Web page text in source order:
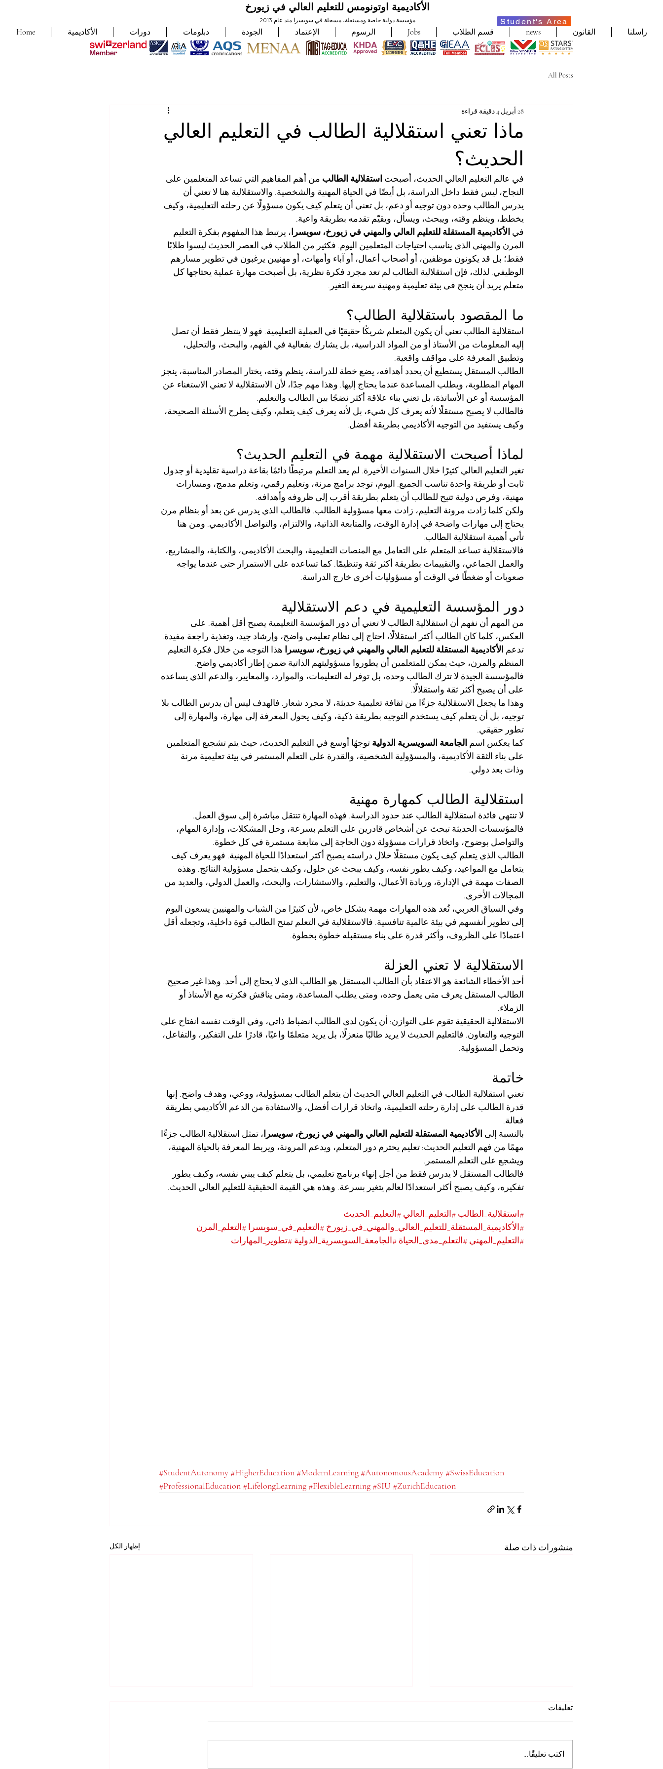
الأكاديمية اوتونومس للتعليم العالي في زيورخ
مؤسسة دولية خاصة ومستقلة، مسجلة في سويسرا منذ عام 2013 Student's Area
Home الأكاديمية دورات دبلومات الجودة الإعتماد الرسوم Jobs قسم الطلاب news القانون راسلنا
All Posts
ماذا تعني استقلالية الطالب في التعليم العالي
الحديث؟
28 أبريل 4 دقيقة قراءة
في عالم التعليم العالي الحديث، أصبحت استقلالية الطالب من أهم المفاهيم التي تساعد المتعلمين على
النجاح، ليس فقط داخل الدراسة، بل أيضًا في الحياة المهنية والشخصية. والاستقلالية هنا لا تعني أن
يدرس الطالب وحده دون توجيه أو دعم، بل تعني أن يتعلم كيف يكون مسؤولًا عن رحلته التعليمية، وكيف
يخطط، وينظم وقته، ويبحث، ويسأل، ويقيّم تقدمه بطريقة واعية.
في الأكاديمية المستقلة للتعليم العالي والمهني في زيورخ، سويسرا ، يرتبط هذا المفهوم بفكرة التعليم
المرن والمهني الذي يناسب احتياجات المتعلمين اليوم. فكثير من الطلاب في العصر الحديث ليسوا طلابًا
فقط؛ بل قد يكونون موظفين، أو أصحاب أعمال، أو آباء وأمهات، أو مهنيين يرغبون في تطوير مسارهم
الوظيفي. لذلك، فإن استقلالية الطالب لم تعد مجرد فكرة نظرية، بل أصبحت مهارة عملية يحتاجها كل
متعلم يريد أن ينجح في بيئة تعليمية ومهنية سريعة التغير.
ما المقصود باستقلالية الطالب؟
استقلالية الطالب تعني أن يكون المتعلم شريكًا حقيقيًا في العملية التعليمية. فهو لا ينتظر فقط أن تصل
إليه المعلومات من الأستاذ أو من المواد الدراسية، بل يشارك بفعالية في الفهم، والبحث، والتحليل،
وتطبيق المعرفة على مواقف واقعية.
الطالب المستقل يستطيع أن يحدد أهدافه، يضع خطة للدراسة، ينظم وقته، يختار المصادر المناسبة، ينجز
المهام المطلوبة، ويطلب المساعدة عندما يحتاج إليها. وهذا مهم جدًا، لأن الاستقلالية لا تعني الاستغناء عن
المؤسسة أو عن الأساتذة، بل تعني بناء علاقة أكثر نضجًا بين الطالب والتعليم.
فالطالب لا يصبح مستقلًا لأنه يعرف كل شيء، بل لأنه يعرف كيف يتعلم، وكيف يطرح الأسئلة الصحيحة،
وكيف يستفيد من التوجيه الأكاديمي بطريقة أفضل.
لماذا أصبحت الاستقلالية مهمة في التعليم الحديث؟
تغير التعليم العالي كثيرًا خلال السنوات الأخيرة. لم يعد التعلم مرتبطًا دائمًا بقاعة دراسية تقليدية أو جدول
ثابت أو طريقة واحدة تناسب الجميع. اليوم، توجد برامج مرنة، وتعليم رقمي، وتعلم مدمج، ومسارات
مهنية، وفرص دولية تتيح للطالب أن يتعلم بطريقة أقرب إلى ظروفه وأهدافه.
ولكن كلما زادت مرونة التعليم، زادت معها مسؤولية الطالب. فالطالب الذي يدرس عن بعد أو بنظام مرن
يحتاج إلى مهارات واضحة في إدارة الوقت، والمتابعة الذاتية، والالتزام، والتواصل الأكاديمي. ومن هنا
تأتي أهمية استقلالية الطالب.
فالاستقلالية تساعد المتعلم على التعامل مع المنصات التعليمية، والبحث الأكاديمي، والكتابة، والمشاريع،
والعمل الجماعي، والتقييمات بطريقة أكثر ثقة وتنظيمًا. كما تساعده على الاستمرار حتى عندما يواجه
صعوبات أو ضغطًا في الوقت أو مسؤوليات أخرى خارج الدراسة.
دور المؤسسة التعليمية في دعم الاستقلالية
من المهم أن نفهم أن استقلالية الطالب لا تعني أن دور المؤسسة التعليمية يصبح أقل أهمية. على
العكس، كلما كان الطالب أكثر استقلالًا، احتاج إلى نظام تعليمي واضح، وإرشاد جيد، وتغذية راجعة مفيدة.
تدعم الأكاديمية المستقلة للتعليم العالي والمهني في زيورخ، سويسرا
هذا التوجه من خلال فكرة التعليم
المنظم والمرن، حيث يمكن للمتعلمين أن يطوروا مسؤوليتهم الذاتية ضمن إطار أكاديمي واضح.
فالمؤسسة الجيدة لا تترك الطالب وحده، بل توفر له التعليمات، والموارد، والمعايير، والدعم الذي يساعده
على أن يصبح أكثر ثقة واستقلالًا.
وهذا ما يجعل الاستقلالية جزءًا من ثقافة تعليمية حديثة، لا مجرد شعار. فالهدف ليس أن يدرس الطالب بلا
توجيه، بل أن يتعلم كيف يستخدم التوجيه بطريقة ذكية، وكيف يحول المعرفة إلى مهارة، والمهارة إلى
تطور حقيقي.
كما يعكس اسم الجامعة السويسرية الدولية توجهًا أوسع في التعليم الحديث، حيث يتم تشجيع المتعلمين
على بناء الثقة الأكاديمية، والمسؤولية الشخصية، والقدرة على التعلم المستمر في بيئة تعليمية مرنة
وذات بعد دولي.
استقلالية الطالب كمهارة مهنية
لا تنتهي فائدة استقلالية الطالب عند حدود الدراسة. فهذه المهارة تنتقل مباشرة إلى سوق العمل.
فالمؤسسات الحديثة تبحث عن أشخاص قادرين على التعلم بسرعة، وحل المشكلات، وإدارة المهام،
والتواصل بوضوح، واتخاذ قرارات مسؤولة دون الحاجة إلى متابعة مستمرة في كل خطوة.
الطالب الذي يتعلم كيف يكون مستقلًا خلال دراسته يصبح أكثر استعدادًا للحياة المهنية. فهو يعرف كيف
يتعامل مع المواعيد، وكيف يطور نفسه، وكيف يبحث عن حلول، وكيف يتحمل مسؤولية النتائج. وهذه
الصفات مهمة في الإدارة، وريادة الأعمال، والتعليم، والاستشارات، والبحث، والعمل الدولي، والعديد من
المجالات الأخرى.
وفي السياق العربي، تُعد هذه المهارات مهمة بشكل خاص، لأن كثيرًا من الشباب والمهنيين يسعون اليوم
إلى تطوير أنفسهم في بيئة عالمية تنافسية. فالاستقلالية في التعلم تمنح الطالب قوة داخلية، وتجعله أقل
اعتمادًا على الظروف، وأكثر قدرة على بناء مستقبله خطوة بخطوة.
الاستقلالية لا تعني العزلة
أحد الأخطاء الشائعة هو الاعتقاد بأن الطالب المستقل هو الطالب الذي لا يحتاج إلى أحد. وهذا غير صحيح.
الطالب المستقل يعرف متى يعمل وحده، ومتى يطلب المساعدة، ومتى يناقش فكرته مع الأستاذ أو
الزملاء.
الاستقلالية الحقيقية تقوم على التوازن: أن يكون لدى الطالب انضباط ذاتي، وفي الوقت نفسه انفتاح على
التوجيه والتعاون. فالتعليم الحديث لا يريد طالبًا منعزلًا، بل يريد متعلمًا واعيًا، قادرًا على التفكير، والتفاعل،
وتحمل المسؤولية.
خاتمة
تعني استقلالية الطالب في التعليم العالي الحديث أن يتعلم الطالب بمسؤولية، ووعي، وهدف واضح. إنها
قدرة الطالب على إدارة رحلته التعليمية، واتخاذ قرارات أفضل، والاستفادة من الدعم الأكاديمي بطريقة
فعالة.
بالنسبة إلى الأكاديمية المستقلة للتعليم العالي والمهني في زيورخ، سويسرا ، تمثل استقلالية الطالب جزءًا
مهمًا من فهم التعليم الحديث: تعليم يحترم دور المتعلم، ويدعم المرونة، ويربط المعرفة بالحياة المهنية،
ويشجع على التعلم المستمر.
فالطالب المستقل لا يدرس فقط من أجل إنهاء برنامج تعليمي، بل يتعلم كيف يبني نفسه، وكيف يطور
تفكيره، وكيف يصبح أكثر استعدادًا لعالم يتغير بسرعة. وهذه هي القيمة الحقيقية للتعليم العالي الحديث.
#استقلالية_الطالب #التعليم_العالي #التعليم_الحديث
#الأكاديمية_المستقلة_للتعليم_العالي_والمهني_في_زيورخ #التعليم_في_سويسرا #التعلم_المرن
#التعليم_المهني #التعلم_مدى_الحياة #الجامعة_السويسرية_الدولية #تطوير_المهارات
#StudentAutonomy #HigherEducation #ModernLearning #AutonomousAcademy #SwissEducation
#ProfessionalEducation #LifelongLearning #FlexibleLearning #SIU #ZurichEducation
منشورات ذات صلة إظهار الكل
تعليقات
اكتب تعليقًا...